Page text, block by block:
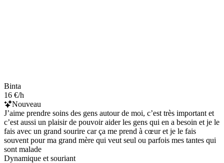
Binta
16 €/h
Nouveau
J’aime prendre soins des gens autour de moi, c’est très important et
c’est aussi un plaisir de pouvoir aider les gens qui en a besoin et je le
fais avec un grand sourire car ça me prend à cœur et je le fais
souvent pour ma grand mère qui veut seul ou parfois mes tantes qui
sont malade
Dynamique et souriant